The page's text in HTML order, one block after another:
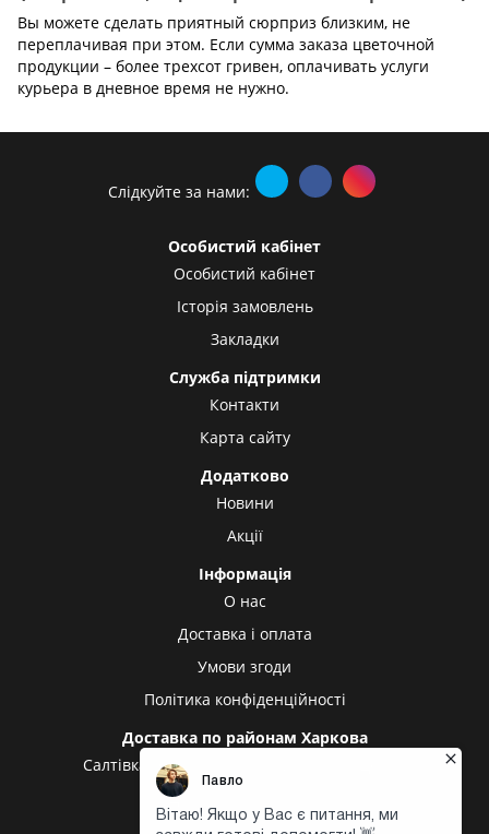
Вы можете сделать приятный сюрприз близким, не
переплачивая при этом. Если сумма заказа цветочной
продукции – более трехсот гривен, оплачивать услуги
курьера в дневное время не нужно.
Слідкуйте за нами:
Особистий кабінет
Особистий кабінет
Історія замовлень
Закладки
Служба підтримки
Контакти
Карта сайту
Додатково
Новини
Акції
Інформація
О нас
Доставка і оплата
Умови згоди
Політика конфіденційності
Доставка по районам Харкова
Салтівка
Олексіївка
Центральний ринок